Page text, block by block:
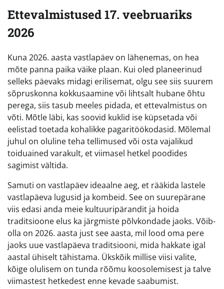
Ettevalmistused 17. veebruariks
2026
Kuna 2026. aasta vastlapäev on lähenemas, on hea
mõte panna paika väike plaan. Kui oled planeerinud
selleks päevaks midagi erilisemat, olgu see siis suurem
sõpruskonna kokkusaamine või lihtsalt hubane õhtu
perega, siis tasub meeles pidada, et ettevalmistus on
võti. Mõtle läbi, kas soovid kuklid ise küpsetada või
eelistad toetada kohalikke pagaritöökodasid. Mõlemal
juhul on oluline teha tellimused või osta vajalikud
toiduained varakult, et viimasel hetkel poodides
sagimist vältida.
Samuti on vastlapäev ideaalne aeg, et rääkida lastele
vastlapäeva lugusid ja kombeid. See on suurepärane
viis edasi anda meie kultuuripärandit ja hoida
traditsioone elus ka järgmiste põlvkondade jaoks. Võib-
olla on 2026. aasta just see aasta, mil lood oma pere
jaoks uue vastlapäeva traditsiooni, mida hakkate igal
aastal ühiselt tähistama. Ükskõik millise viisi valite,
kõige olulisem on tunda rõõmu koosolemisest ja talve
viimastest hetkedest enne kevade saabumist.